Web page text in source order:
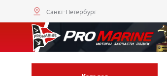
Санкт-Петербург